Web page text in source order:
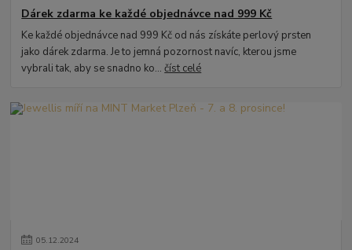
Dárek zdarma ke každé objednávce nad 999 Kč
Ke každé objednávce nad 999 Kč od nás získáte perlový prsten
jako dárek zdarma. Je to jemná pozornost navíc, kterou jsme
vybrali tak, aby se snadno ko...číst celé
05.12.2024